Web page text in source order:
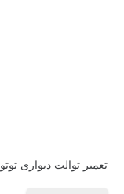
تعمیر توالت دیواری توتو